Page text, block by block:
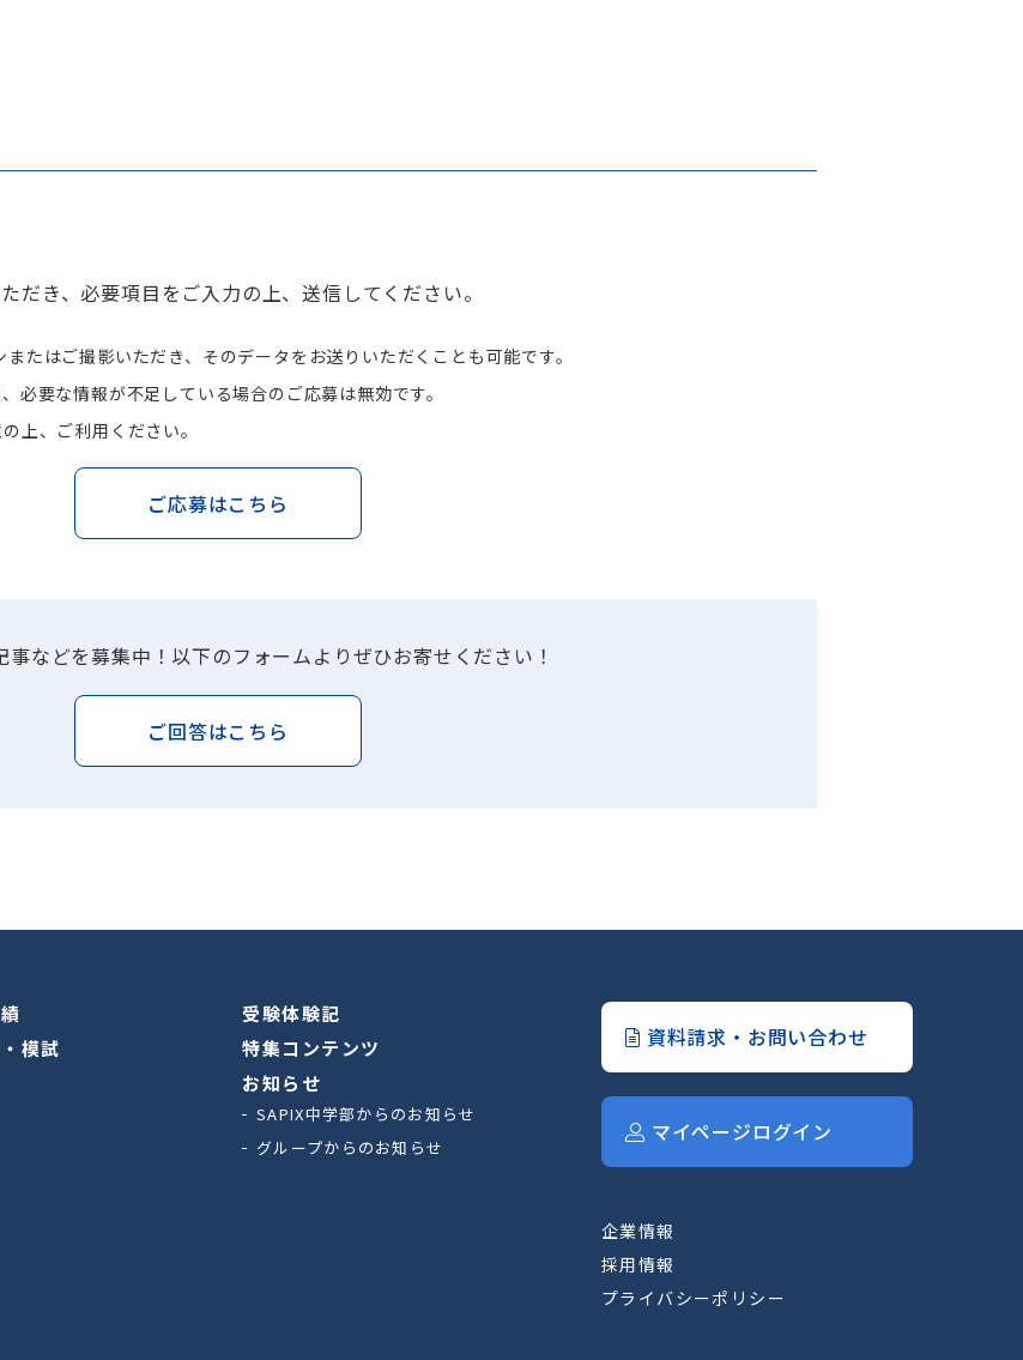
だき、必要項目をご入力の上、送信してください。
たはご撮影いただき、そのデータをお送りいただくことも可能です。
必要な情報が不足している場合のご応募は無効です。
上、ご利用ください。
ご応募はこちら
事などを募集中！以下のフォームよりぜひお寄せください！
ご回答はこちら
模試
受験体験記
特集コンテンツ
お知らせ
SAPIX中学部からのお知らせ
グループからのお知らせ
資料請求・お問い合わせ
マイページログイン
企業情報
採用情報
プライバシーポリシー